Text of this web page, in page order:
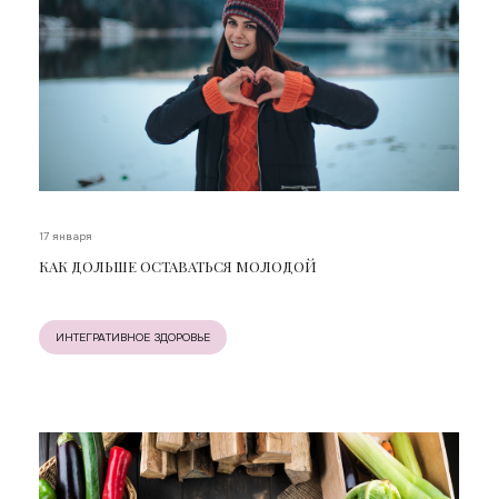
17 января
КАК ДОЛЬШЕ ОСТАВАТЬСЯ МОЛОДОЙ
ИНТЕГРАТИВНОЕ ЗДОРОВЬЕ